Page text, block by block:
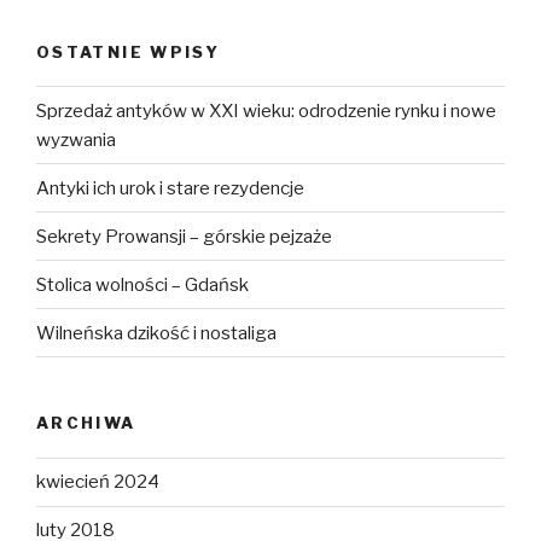
OSTATNIE WPISY
Sprzedaż antyków w XXI wieku: odrodzenie rynku i nowe
wyzwania
Antyki ich urok i stare rezydencje
Sekrety Prowansji – górskie pejzaże
Stolica wolności – Gdańsk
Wilneńska dzikość i nostaliga
ARCHIWA
kwiecień 2024
luty 2018